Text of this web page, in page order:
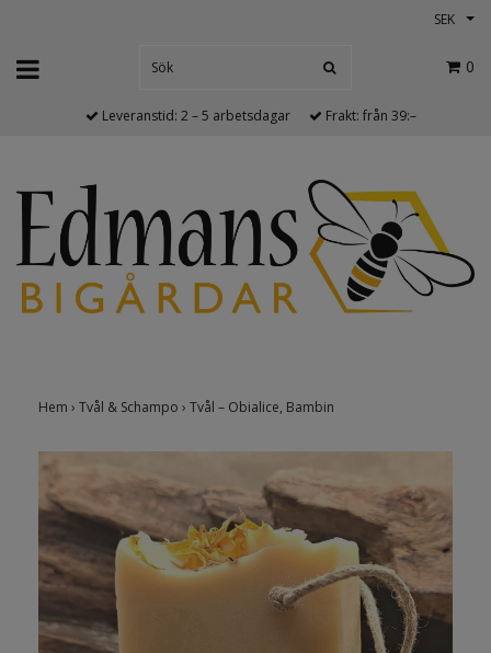
SEK
0
Leveranstid: 2 – 5 arbetsdagar Frakt: från 39:–
Hem › Tvål & Schampo › Tvål – Obialice, Bambin